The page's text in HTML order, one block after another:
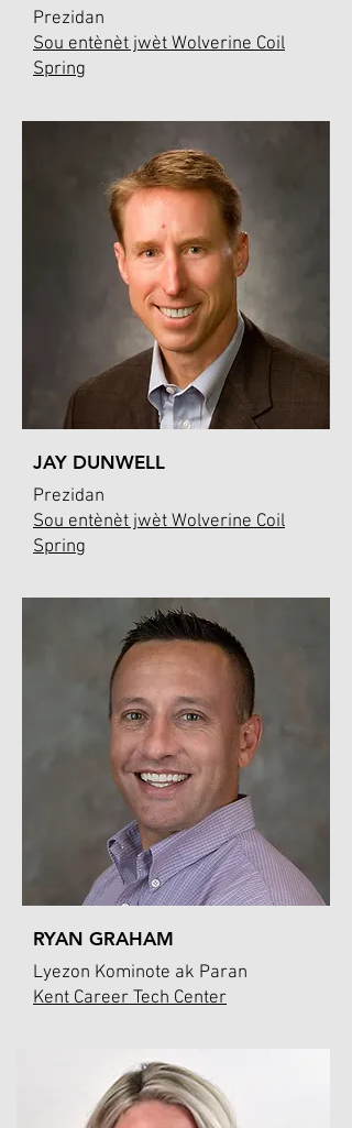
Prezidan
Sou entènèt jwèt Wolverine Coil
Spring
JAY DUNWELL
Prezidan
Sou entènèt jwèt Wolverine Coil
Spring
RYAN GRAHAM
Lyezon Kominote ak Paran
Kent Career Tech Center